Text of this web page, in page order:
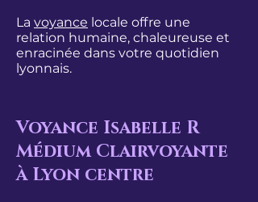
La voyance locale offre une
relation humaine, chaleureuse et
enracinée dans votre quotidien
lyonnais.
Voyance Isabelle R
Médium Clairvoyante
à Lyon centre